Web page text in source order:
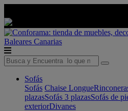
Baleares Canarias
Sofás
Sofás Chaise Longue
plazasSofás 3 plazasSofás de
exteriorDivanes